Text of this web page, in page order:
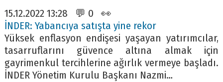
15.12.2022 13:28 💬 0 👀
İNDER: Yabancıya satışta yine rekor
Yüksek enflasyon endişesi yaşayan yatırımcılar,
tasarruflarını güvence altına almak için
gayrimenkul tercihlerine ağırlık vermeye başladı.
İNDER Yönetim Kurulu Başkanı Nazmi…